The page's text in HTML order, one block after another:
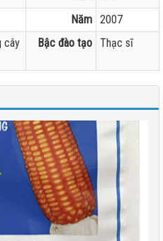
Năm 2007
cây
Bậc đào tạo Thạc sĩ